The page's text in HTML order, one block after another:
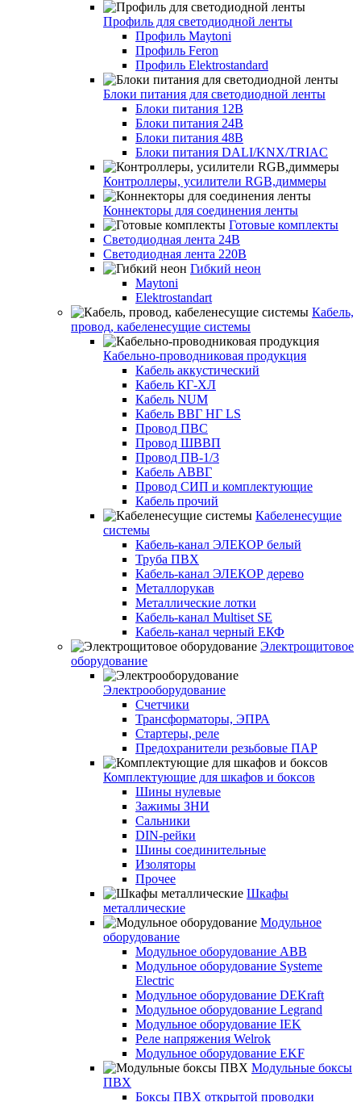
Профиль для светодиодной ленты
Профиль Maytoni
Профиль Feron
Профиль Elektrostandard
Блоки питания для светодиодной ленты
Блоки питания 12В
Блоки питания 24В
Блоки питания 48В
Блоки питания DALI/KNX/TRIAC
Контроллеры, усилители RGB,диммеры
Коннекторы для соединения ленты
Готовые комплекты
Светодиодная лента 24В
Светодиодная лента 220В
Гибкий неон
Maytoni
Elektrostandart
Кабель,
провод, кабеленесущие системы
Кабельно-проводниковая продукция
Кабель аккустический
Кабель КГ-ХЛ
Кабель NUM
Кабель ВВГ НГ LS
Провод ПВС
Провод ШВВП
Провод ПВ-1/3
Кабель АВВГ
Провод СИП и комплектующие
Кабель прочий
Кабеленесущие
системы
Кабель-канал ЭЛЕКОР белый
Труба ПВХ
Кабель-канал ЭЛЕКОР дерево
Металлорукав
Металлические лотки
Кабель-канал Multiset SE
Кабель-канал черный ЕКФ
Электрощитовое
оборудование
Электрооборудование
Счетчики
Трансформаторы, ЭПРА
Стартеры, реле
Предохранители резьбовые ПАР
Комплектующие для шкафов и боксов
Шины нулевые
Зажимы ЗНИ
Сальники
DIN-рейки
Шины соединительные
Изоляторы
Прочее
Шкафы
металлические
Модульное
оборудование
Модульное оборудование ABB
Модульное оборудование Systeme
Electric
Модульное оборудование DEKraft
Модульное оборудование Legrand
Модульное оборудование IEK
Реле напряжения Welrok
Модульное оборудование EKF
Модульные боксы
ПВХ
Боксы ПВХ открытой проводки